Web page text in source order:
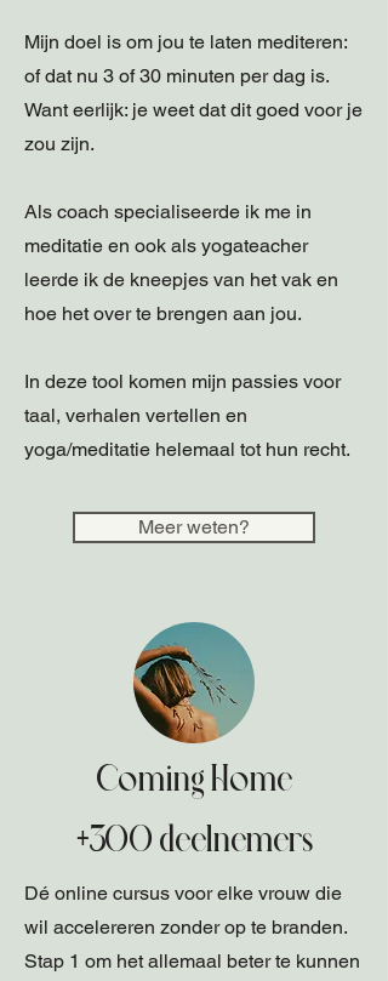
Mijn doel is om jou te laten mediteren:
of dat nu 3 of 30 minuten per dag is.
Want eerlijk: je weet dat dit goed voor je
zou zijn.
Als coach specialiseerde ik me in
meditatie en ook als yogateacher
leerde ik de kneepjes van het vak en
hoe het over te brengen aan jou.
In deze tool komen mijn passies voor
taal, verhalen vertellen en
yoga/meditatie helemaal tot hun recht.
Meer weten?
Coming Home
+300 deelnemers
Dé online cursus voor elke vrouw die
wil accelereren zonder op te branden.
Stap 1 om het allemaal beter te kunnen